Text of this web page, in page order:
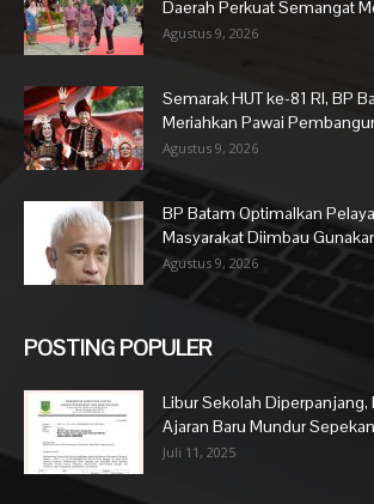
Daerah Perkuat Semangat
Agustus 9, 2026
Semarak HUT ke-81 RI, BP
Meriahkan Pawai
Agustus 9, 2026
BP Batam Optimalkan
Masyarakat Diimbau
Agustus 9, 2026
POSTING POPULER
Libur Sekolah Diperpanjang,
Ajaran Baru Mundur Sepekan
Juli 11, 2025